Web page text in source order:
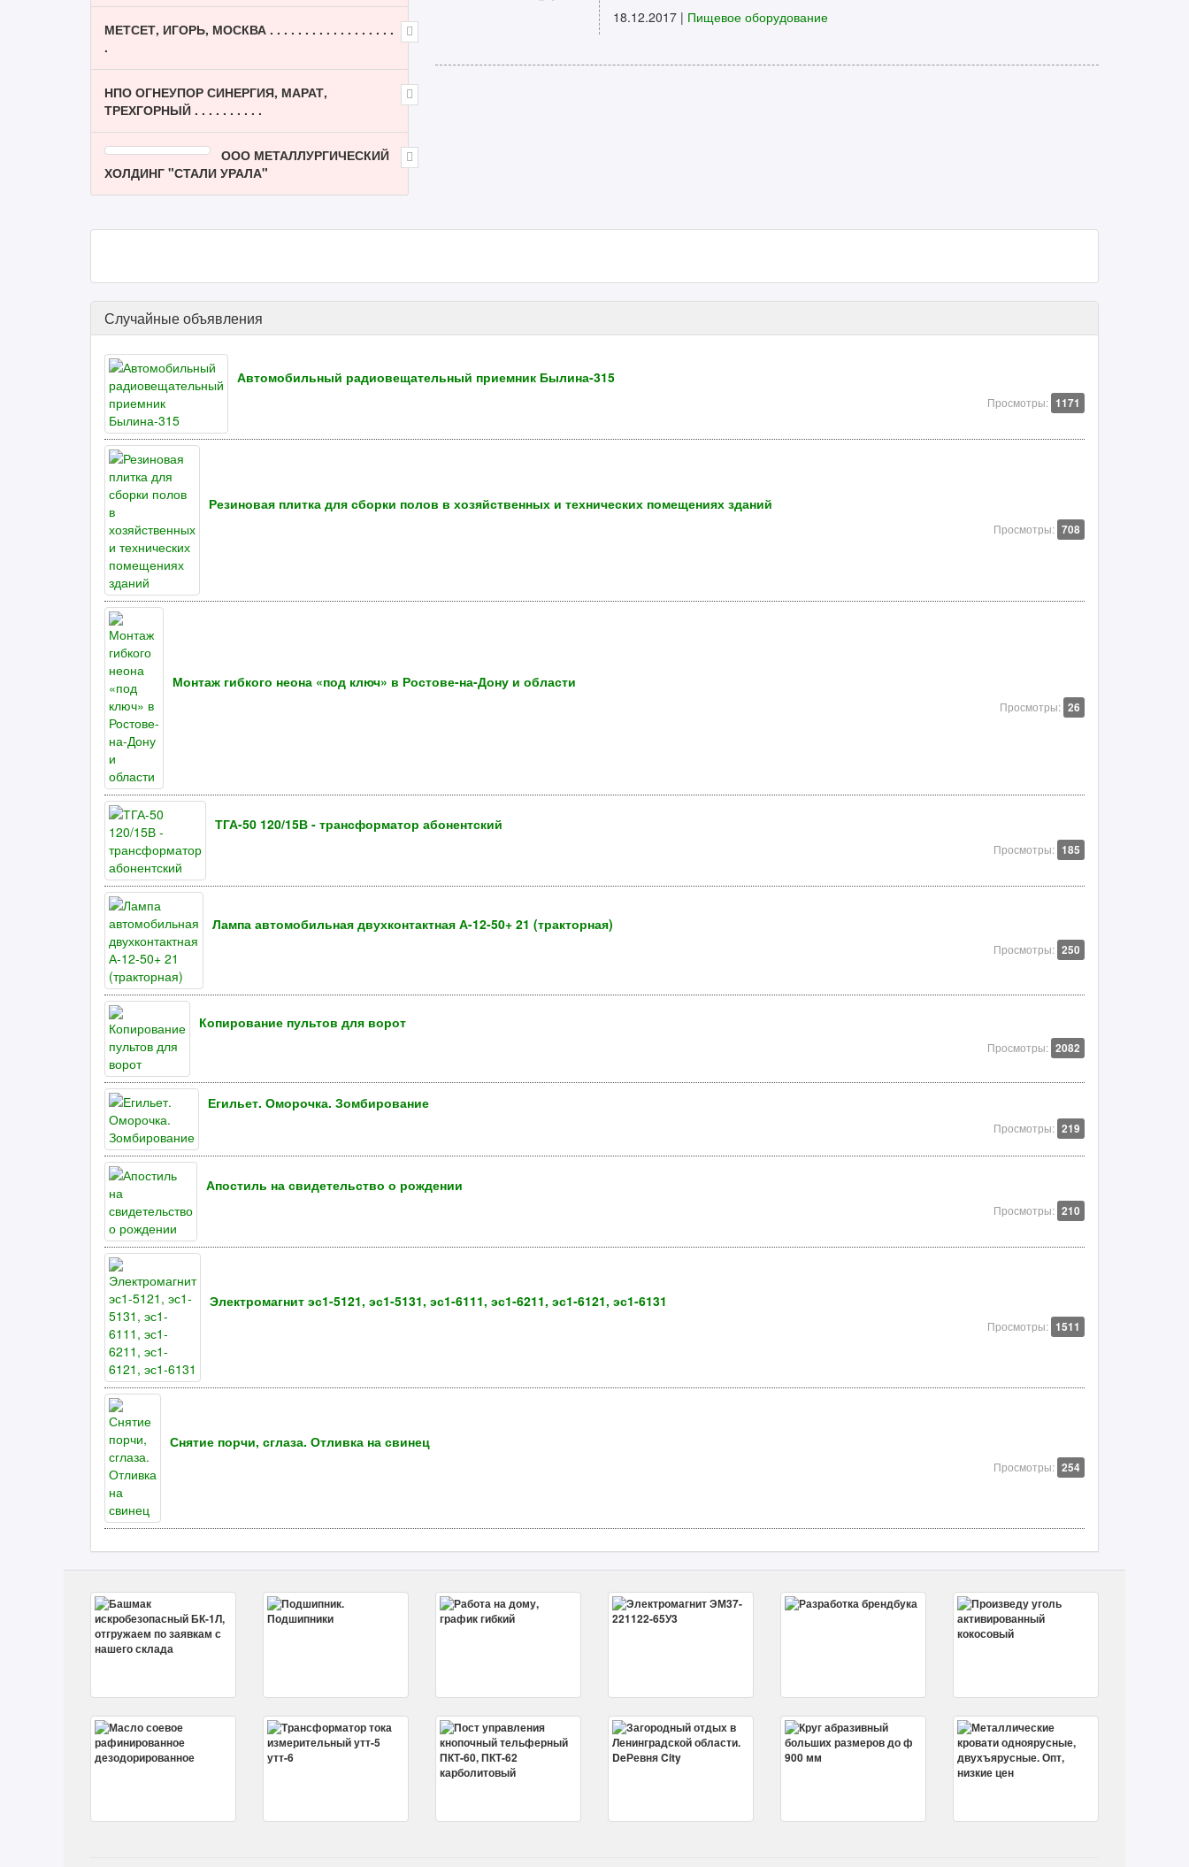
18.12.2017 | Пищевое оборудование
МЕТСЕТ, ИГОРЬ, МОСКВА . . . . . . . . . . . . . . . . . .
.
НПО ОГНЕУПОР СИНЕРГИЯ, МАРАТ,
ТРЕХГОРНЫЙ . . . . . . . . . .
ООО МЕТАЛЛУРГИЧЕСКИЙ
ХОЛДИНГ "СТАЛИ УРАЛА"
Случайные объявления
Автомобильный радиовещательный приемник Былина-315
Просмотры: 1171
Резиновая плитка для сборки полов в хозяйственных и технических помещениях зданий
Просмотры: 708
Монтаж гибкого неона «под ключ» в Ростове-на-Дону и области
Просмотры: 26
ТГА-50 120/15В - трансформатор абонентский
Просмотры: 185
Лампа автомобильная двухконтактная А-12-50+ 21 (тракторная)
Просмотры: 250
Копирование пультов для ворот
Просмотры: 2082
Егильет. Оморочка. Зомбирование
Просмотры: 219
Апостиль на свидетельство о рождении
Просмотры: 210
Электромагнит эс1-5121, эс1-5131, эс1-6111, эс1-6211, эс1-6121, эс1-6131
Просмотры: 1511
Снятие порчи, сглаза. Отливка на свинец
Просмотры: 254